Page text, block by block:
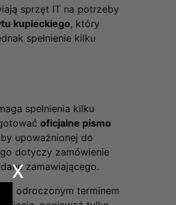
sprzęt IT na potrzeby
kupieckiego, który
spełnienie kilku
spełnienia kilku
oficjalne pismo
upoważnionej do
dotyczy zamówienie
zamawiającego.
z odroczonym terminem
x